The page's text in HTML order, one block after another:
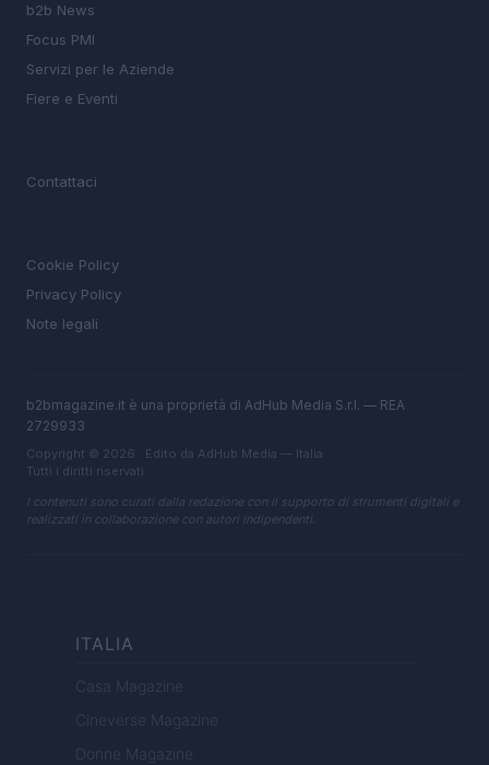
b2b News
Focus PMI
Servizi per le Aziende
Fiere e Eventi
Contattaci
Cookie Policy
Privacy Policy
Note legali
b2bmagazine.it è una proprietà di AdHub Media S.r.l. — REA
2729933
Copyright © 2026 · Edito da AdHub Media — Italia
Tutti i diritti riservati
I contenuti sono curati dalla redazione con il supporto di strumenti digitali e
realizzati in collaborazione con autori indipendenti.
ITALIA
Casa Magazine
Cineverse Magazine
Donne Magazine